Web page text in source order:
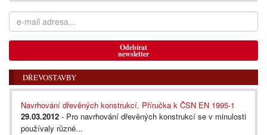
Odebírat
newsletter
DŘEVOSTAVBY
Navrhování dřevěných konstrukcí. Příručka k ČSN EN 1995-1
29.03.2012 - Pro navrhování dřevěných konstrukcí se v minulosti
používaly různé...